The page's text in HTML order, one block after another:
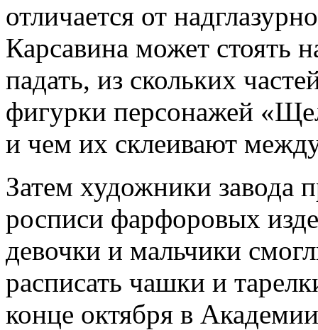
отличается от
Карсавина может стоять
падать, из скольких
фигурки персонажей
и чем их склеивают
Затем художники завода
росписи фарфоровых
девочки и мальчики
расписать чашки и
конце октября в